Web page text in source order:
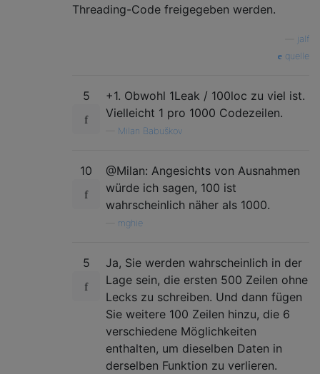
Threading-Code freigegeben werden.
jalf
quelle
5
+1. Obwohl 1Leak / 100loc zu viel ist.
Vielleicht 1 pro 1000 Codezeilen.
Milan Babuškov
10
@Milan: Angesichts von Ausnahmen
würde ich sagen, 100 ist
wahrscheinlich näher als 1000.
mghie
5
Ja, Sie werden wahrscheinlich in der
Lage sein, die ersten 500 Zeilen ohne
Lecks zu schreiben. Und dann fügen
Sie weitere 100 Zeilen hinzu, die 6
verschiedene Möglichkeiten
enthalten, um dieselben Daten in
derselben Funktion zu verlieren.